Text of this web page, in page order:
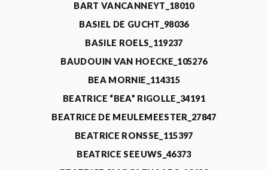
BART VANCANNEYT_18010
BASIEL DE GUCHT_98036
BASILE ROELS_119237
BAUDOUIN VAN HOECKE_105276
BEA MORNIE_114315
BEATRICE “BEA” RIGOLLE_34191
BEATRICE DE MEULEMEESTER_27847
BEATRICE RONSSE_115397
BEATRICE SEEUWS_46373